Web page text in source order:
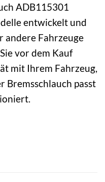
ADB115301
entwickelt und
andere Fahrzeuge
vor dem Kauf
mit Ihrem Fahrzeug,
Bremsschlauch passt